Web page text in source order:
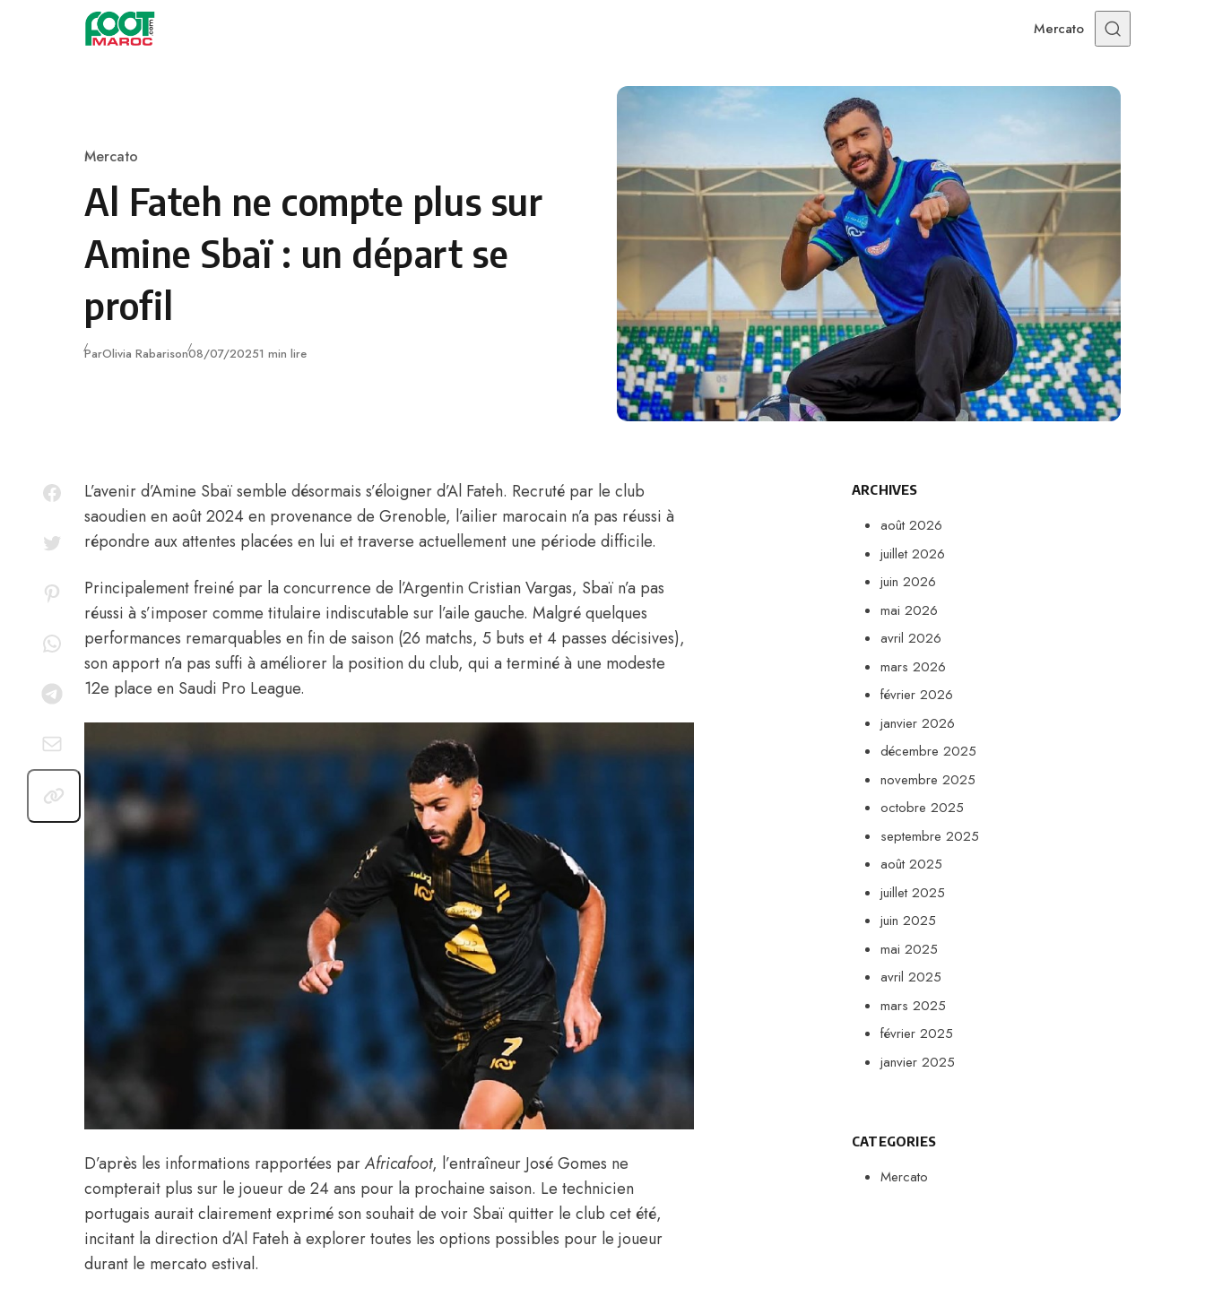
Skip to content
Mercato
Category
Mercato
Al Fateh ne compte plus sur
Amine Sbaï : un départ se
profil
ParOlivia RabarisonPublié
08/07/20251 min lire
L’avenir d’Amine Sbaïsemble désormais s’éloigner d’Al Fateh. Recruté par le club
saoudien en août 2024 en provenance de Grenoble, l’ailier marocain n’a pas réussi à
répondre aux attentes placées en lui et traverse actuellement une période difficile.
Principalement freiné par la concurrence de l’Argentin Cristian Vargas, Sbaï n’a pas
réussi à s’imposer comme titulaire indiscutable sur l’aile gauche. Malgré quelques
performances remarquables en fin de saison (26 matchs, 5 buts et 4 passes décisives),
son apport n’a pas suffi à améliorer la position du club, qui a terminé à une modeste
12e place en Saudi Pro League.
D’après les informations rapportées parAfricafoot, l’entraîneur José Gomes ne
compterait plus sur le joueur de 24 ans pour la prochaine saison. Le technicien
portugais aurait clairement exprimé son souhait de voir Sbaï quitter le club cet été,
incitant la direction d’Al Fateh à explorer toutes les options possibles pour le joueur
durant le mercato estival.
ARCHIVES
août 2026
juillet 2026
juin 2026
mai 2026
avril 2026
mars 2026
février 2026
janvier 2026
décembre 2025
novembre 2025
octobre 2025
septembre 2025
août 2025
juillet 2025
juin 2025
mai 2025
avril 2025
mars 2025
février 2025
janvier 2025
CATEGORIES
Mercato